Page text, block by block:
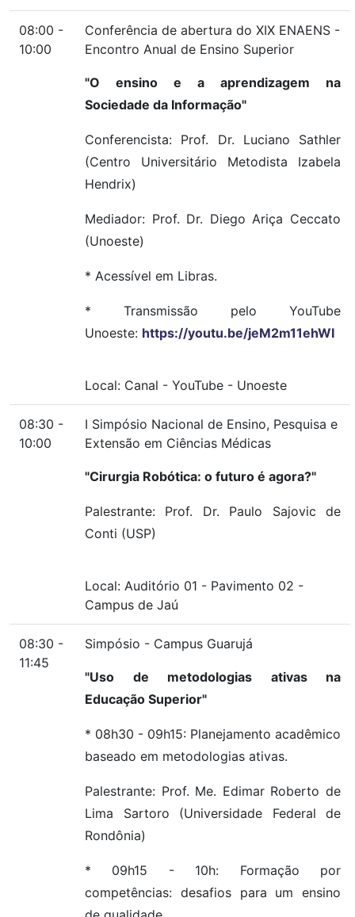
08:00 -
10:00
Conferência de abertura do XIX ENAENS -
Encontro Anual de Ensino Superior
"O ensino e a aprendizagem na
Sociedade da Informação"
Conferencista: Prof. Dr. Luciano Sathler
(Centro Universitário Metodista Izabela
Hendrix)
Mediador: Prof. Dr. Diego Ariça Ceccato
(Unoeste)
* Acessível em Libras.
* Transmissão pelo YouTube
Unoeste: https://youtu.be/jeM2m11ehWI
Local: Canal - YouTube - Unoeste
08:30 -
10:00
I Simpósio Nacional de Ensino, Pesquisa e
Extensão em Ciências Médicas
"Cirurgia Robótica: o futuro é agora?"
Palestrante: Prof. Dr. Paulo Sajovic de
Conti (USP)
Local: Auditório 01 - Pavimento 02 -
Campus de Jaú
08:30 -
11:45
Simpósio - Campus Guarujá
"Uso de metodologias ativas na
Educação Superior"
* 08h30 - 09h15: Planejamento acadêmico
baseado em metodologias ativas.
Palestrante: Prof. Me. Edimar Roberto de
Lima Sartoro (Universidade Federal de
Rondônia)
* 09h15 - 10h: Formação por
competências: desafios para um ensino